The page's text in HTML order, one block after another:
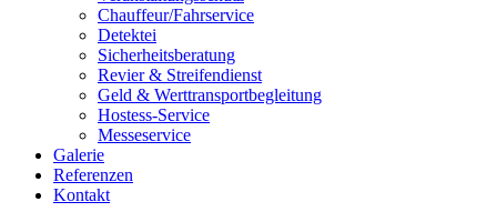
Chauffeur/Fahrservice
Detektei
Sicherheitsberatung
Revier & Streifendienst
Geld & Werttransportbegleitung
Hostess-Service
Messeservice
Galerie
Referenzen
Kontakt